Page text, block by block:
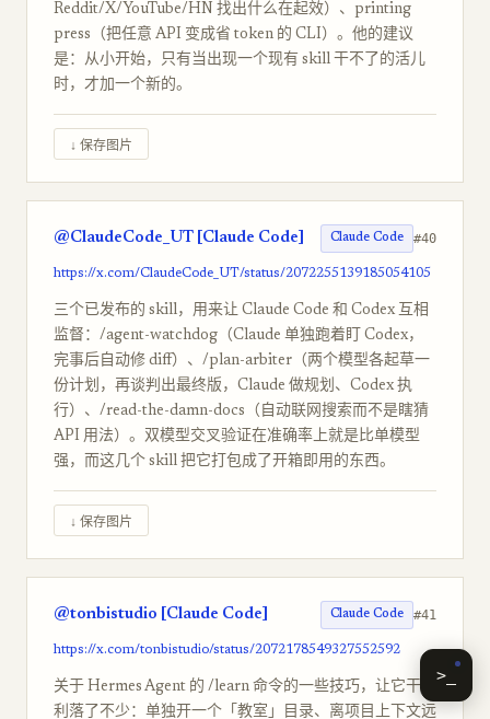
Reddit/X/YouTube/HN 找出什么在起效）、printing
press（把任意 API 变成省 token 的 CLI）。他的建议
是：从小开始，只有当出现一个现有 skill 干不了的活儿
时，才加一个新的。
↓ 保存图片
@ClaudeCode_UT [Claude Code] Claude Code #40
https://x.com/ClaudeCode_UT/status/2072255139185054105
三个已发布的 skill，用来让 Claude Code 和 Codex 互相
监督：/agent-watchdog（Claude 单独跑着盯 Codex，
完事后自动修 diff）、/plan-arbiter（两个模型各起草一
份计划，再谈判出最终版，Claude 做规划、Codex 执
行）、/read-the-damn-docs（自动联网搜索而不是瞎猜
API 用法）。双模型交叉验证在准确率上就是比单模型
强，而这几个 skill 把它打包成了开箱即用的东西。
↓ 保存图片
@tonbistudio [Claude Code] Claude Code #41
https://x.com/tonbistudio/status/2072178549327552592
关于 Hermes Agent 的 /learn 命令的一些技巧，让它干净
利落了不少：单独开一个「教室」目录、离项目上下文远
>_